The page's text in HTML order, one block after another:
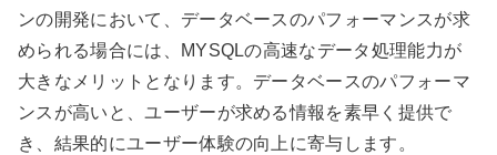
ンの開発において、データベースのパフォーマンスが求
められる場合には、MYSQLの高速なデータ処理能力が
大きなメリットとなります。データベースのパフォーマ
ンスが高いと、ユーザーが求める情報を素早く提供で
き、結果的にユーザー体験の向上に寄与します。